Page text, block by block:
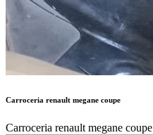
Carroceria renault megane coupe
Carroceria renault megane coupe